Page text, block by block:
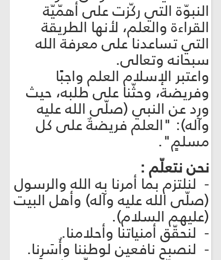
النبوّة التي ركّزت على أهمّيّة
القراءة والعلم، لأنها الطريقة
التي تساعدنا على معرفة الله
سبحانه وتعالى.
واعتبر الإسلام العلم واجبًا
وفريضة، وحثّنا على طلبه، حيث
ورد عن النبي (صلّى الله عليه
وآله): "العلم فريضةٌ على كل
مسلمٍ".
نحن نتعلّم :
- لنلتزم بما أمرنا به الله والرسول
(صلّى الله عليه وآله) وأهل البيت
(عليهم السلام).
- لنحقّق أمنياتنا وأحلامنا.
- لنصبح نافعين لوطننا وأُسَرِنا.